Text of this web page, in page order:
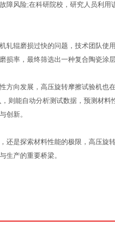
障风险;在科研院校，研究人员利
辊磨损过快的问题，技术团队使
损率，最终筛选出一种复合陶瓷涂
向发展，高压旋转摩擦试验机也
则能自动分析测试数据，预测材
创新。
是探索材料性能的极限，高压旋
生产的重要桥梁。